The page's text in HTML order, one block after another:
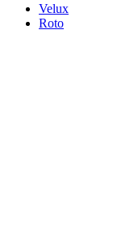
Velux
Roto